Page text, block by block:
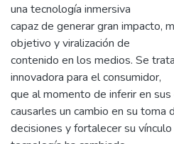
una tecnología inmersiva
capaz de generar gran impacto,
objetivo y viralización de
contenido en los medios. Se
innovadora para el consumidor,
que al momento de inferir en
causarles un cambio en su toma
decisiones y fortalecer su